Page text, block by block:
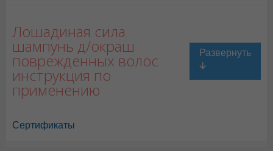
Лошадиная сила
шампунь д/окраш
поврежденных волос
инструкция по
применению
Сертификаты